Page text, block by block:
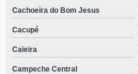
Cachoeira do Bom Jesus
Cacupé
Caieira
Campeche Central